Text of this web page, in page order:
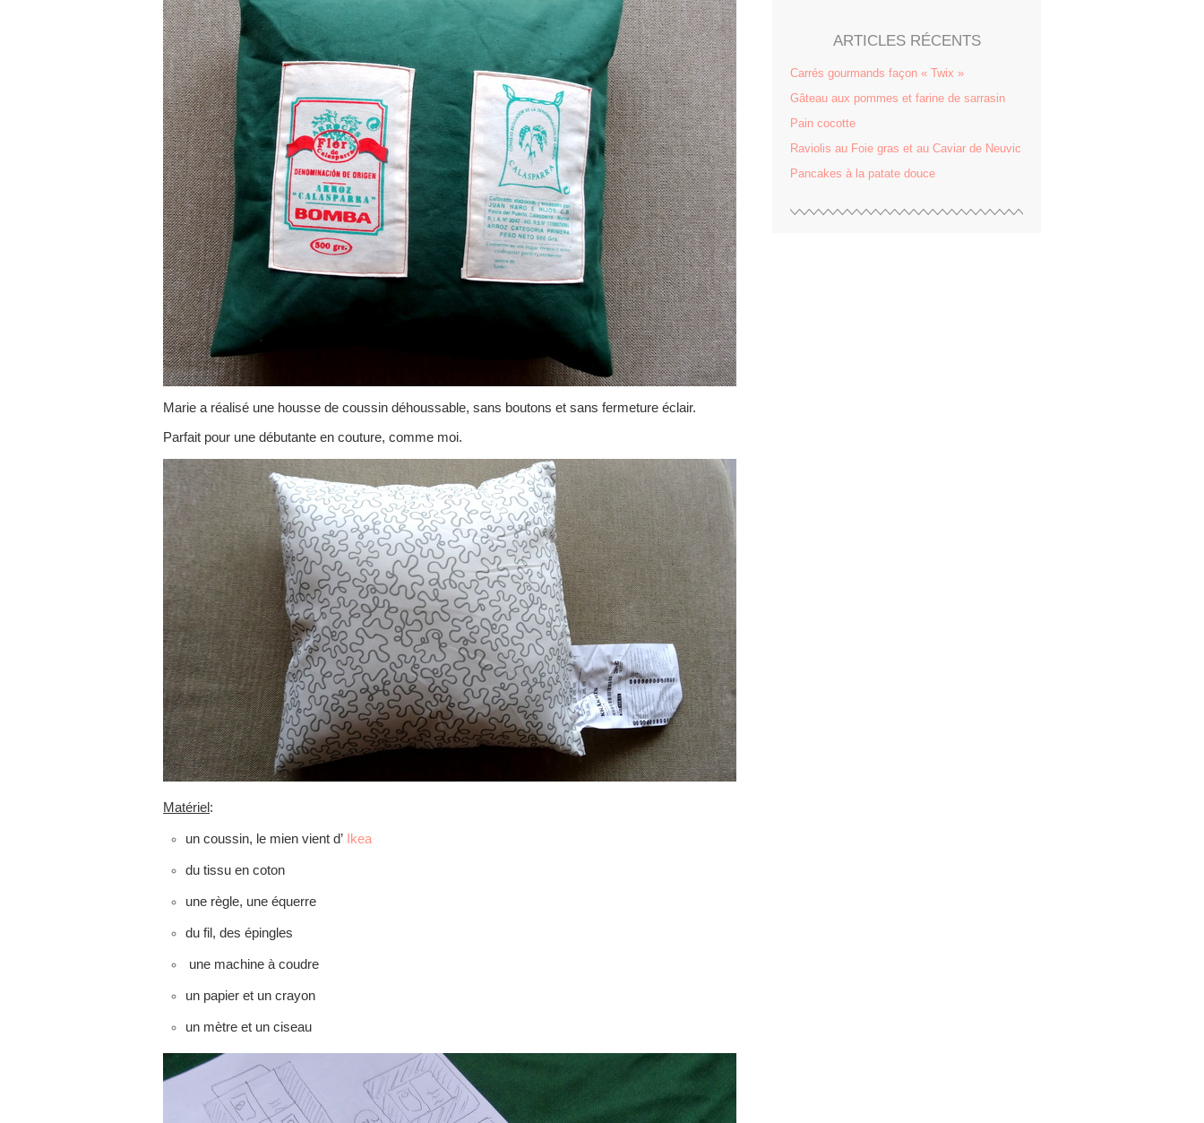
Marie a réalisé une housse de coussin déhoussable, sans boutons et sans fermeture éclair.
Parfait pour une débutante en couture, comme moi.
Matériel:
un coussin, le mien vient d’ Ikea
du tissu en coton
une règle, une équerre
du fil, des épingles
une machine à coudre
un papier et un crayon
un mètre et un ciseau
ARTICLES RÉCENTS
Carrés gourmands façon « Twix »
Gâteau aux pommes et farine de sarrasin
Pain cocotte
Raviolis au Foie gras et au Caviar de Neuvic
Pancakes à la patate douce